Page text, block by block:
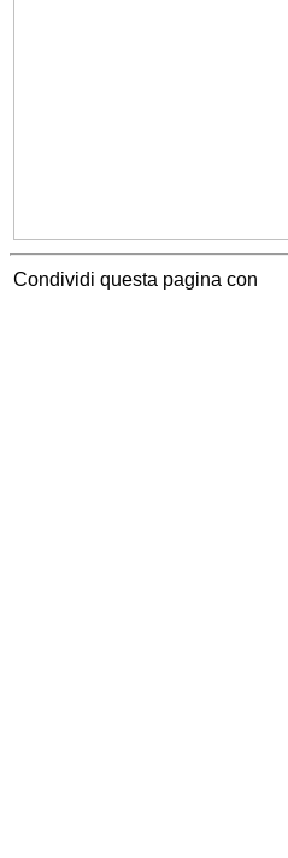
Condividi questa pagina con